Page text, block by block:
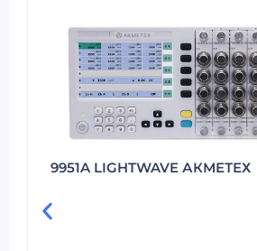
9951A LIGHTWAVE АКМЕТЕХ